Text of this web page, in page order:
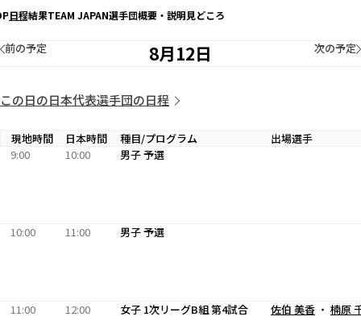
日程結果TEAM JAPAN選手団概要・説明見どころ
8月12日
前の予定 次の予定
この日の日本代表選手団の日程
現地時間 日本時間 種目/プログラム
出場選手
9:00
10:00 男子 予選
10:00 11:00 男子 予選
11:00 12:00 女子 1次リーグB組 第4試合 佐伯 美香 ・ 楠原